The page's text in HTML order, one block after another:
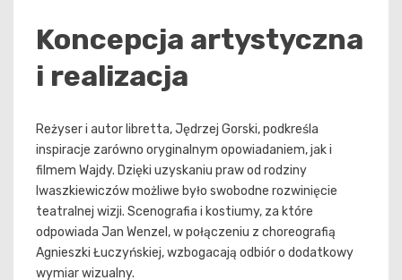
Koncepcja artystyczna
i realizacja
Reżyser i autor libretta, Jędrzej Gorski, podkreśla
inspiracje zarówno oryginalnym opowiadaniem, jak i
filmem Wajdy. Dzięki uzyskaniu praw od rodziny
Iwaszkiewiczów możliwe było swobodne rozwinięcie
teatralnej wizji. Scenografia i kostiumy, za które
odpowiada Jan Wenzel, w połączeniu z choreografią
Agnieszki Łuczyńskiej, wzbogacają odbiór o dodatkowy
wymiar wizualny.